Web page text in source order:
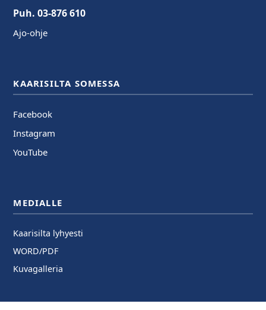
Puh. 03-876 610
Ajo-ohje
KAARISILTA SOMESSA
Facebook
Instagram
YouTube
MEDIALLE
Kaarisilta lyhyesti
WORD/PDF
Kuvagalleria